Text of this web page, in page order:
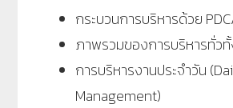
กระบวนการบริหารด้วย
ภาพรวมของการบริหารทั่ว
การบริหารงานประจำวัน
Management)